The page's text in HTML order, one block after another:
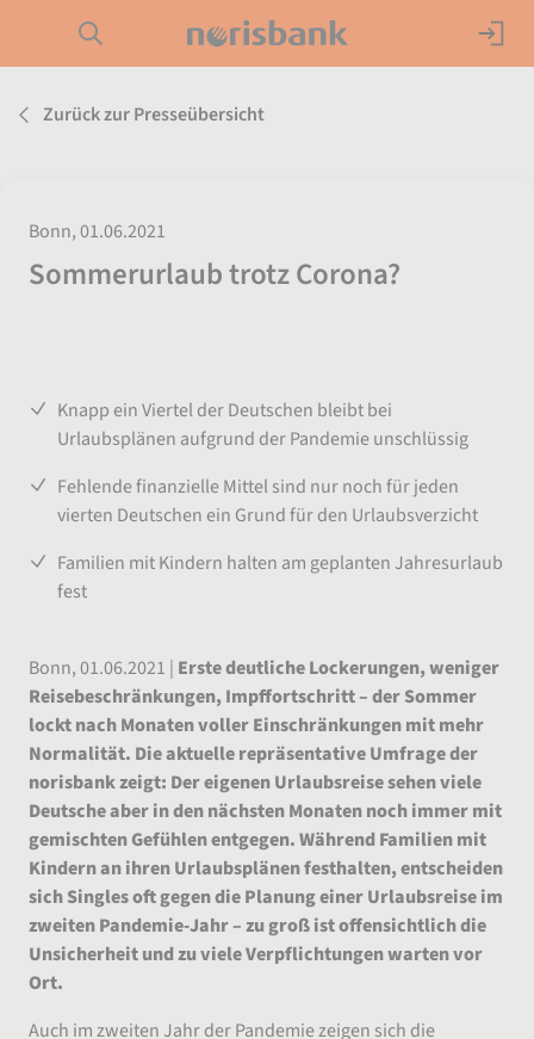
Girokonto
Geldanlage
Zurück zur Presseübersicht
Bonn, 01.06.2021
Sommerurlaub trotz Corona?
Knapp ein Viertel der Deutschen bleibt bei
Urlaubsplänen aufgrund der Pandemie unschlüssig
Fehlende finanzielle Mittel sind nur noch für jeden
vierten Deutschen ein Grund für den Urlaubsverzicht
Familien mit Kindern halten am geplanten Jahresurlaub
fest
Bonn, 01.06.2021 | Erste deutliche Lockerungen, weniger
Reisebeschränkungen, Impffortschritt – der Sommer
lockt nach Monaten voller Einschränkungen mit mehr
Normalität. Die aktuelle repräsentative Umfrage der
norisbank zeigt: Der eigenen Urlaubsreise sehen viele
Deutsche aber in den nächsten Monaten noch immer mit
gemischten Gefühlen entgegen. Während Familien mit
Kindern an ihren Urlaubsplänen festhalten, entscheiden
sich Singles oft gegen die Planung einer Urlaubsreise im
zweiten Pandemie-Jahr – zu groß ist offensichtlich die
Unsicherheit und zu viele Verpflichtungen warten vor
Ort.
Auch im zweiten Jahr der Pandemie zeigen sich die